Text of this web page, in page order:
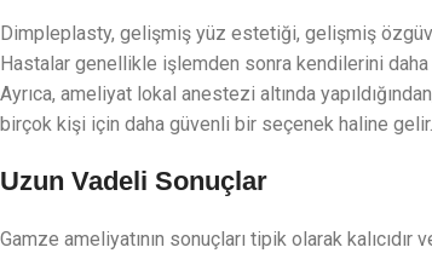
Dimpleplasty, gelişmiş yüz estetiği, gelişmiş
Hastalar genellikle işlemden sonra kendilerini
Ayrıca, ameliyat lokal anestezi altında
birçok kişi için daha güvenli bir seçenek haline gelir.
Uzun Vadeli Sonuçlar
Gamze ameliyatının sonuçları tipik olarak